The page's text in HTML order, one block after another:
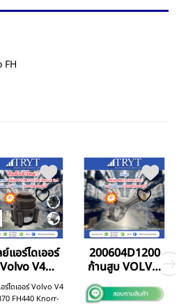
FH
ย์แอร์ไดเออร์
Volvo V4
FH440
ร์ไดเออร์ Volvo V4
FH440 Knorr-
200604D1200
ก้านสูบ VOLVO
FM12 (380 แรง)
BF GERMANY